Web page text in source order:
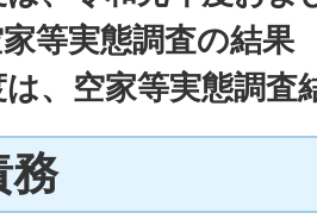
等実態調査の結果
、空家等実態調査
務